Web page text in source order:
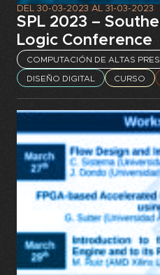
DEL 30-03-2023 AL 31-03-2023
SPL 2023 –
Logic Conference
COMPUTACIÓN DE ALTAS
DISEÑO DIGITAL CURSO